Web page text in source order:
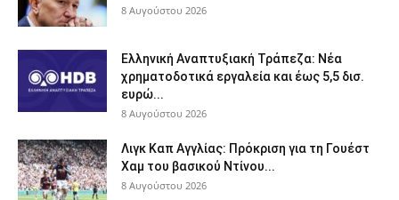
8 Αυγούστου 2026
Ελληνική Αναπτυξιακή Τράπεζα: Νέα
χρηματοδοτικά εργαλεία και έως 5,5 δισ.
ευρώ...
8 Αυγούστου 2026
Λιγκ Καπ Αγγλίας: Πρόκριση για τη Γουέστ
Χαμ του βασικού Ντίνου...
8 Αυγούστου 2026